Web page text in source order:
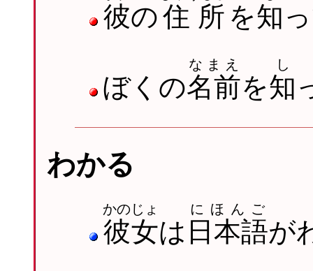
彼の住所 を知
ぼくの名前
なまえ
を知
し
わかる
彼女
かのじょ
は 日本語
にほんご
が